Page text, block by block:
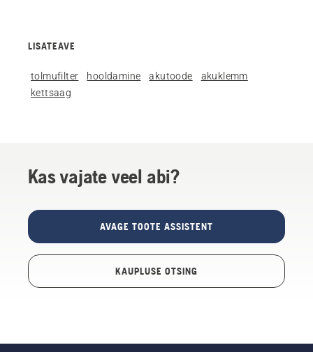
LISATEAVE
tolmufilter hooldamine akutoode
akuklemm
kettsaag
Kas vajate veel abi?
AVAGE TOOTE ASSISTENT
KAUPLUSE OTSING